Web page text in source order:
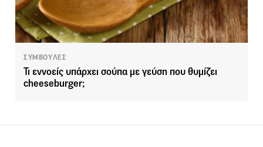
ΣΥΜΒΟΥΛΕΣ
Τι εννοείς υπάρχει σούπα με γεύση που θυμίζει
cheeseburger;